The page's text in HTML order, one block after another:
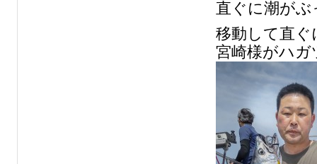
直ぐに潮が
移動して直ぐ
宮崎様がハ